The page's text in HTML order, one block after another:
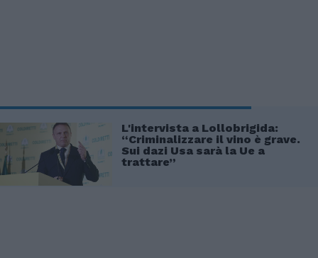
L'intervista a Lollobrigida:
“Criminalizzare il vino è grave.
Sui dazi Usa sarà la Ue a
trattare”